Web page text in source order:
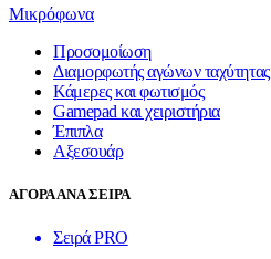
Μικρόφωνα
Προσομοίωση
Διαμορφωτής αγώνων ταχύτητας
Κάμερες και φωτισμός
Gamepad και χειριστήρια
Έπιπλα
Αξεσουάρ
ΑΓΟΡΑ ΑΝΑ ΣΕΙΡΑ
Σειρά PRO